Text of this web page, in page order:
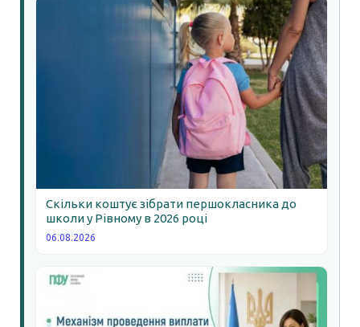
Скільки коштує зібрати першокласника до
школи у Рівному в 2026 році
06.08.2026